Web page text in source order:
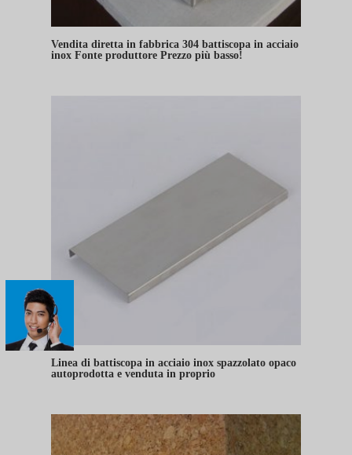
Vendita diretta in fabbrica 304 battiscopa in acciaio
inox Fonte produttore Prezzo più basso!
Linea di battiscopa in acciaio inox spazzolato opaco
autoprodotta e venduta in proprio